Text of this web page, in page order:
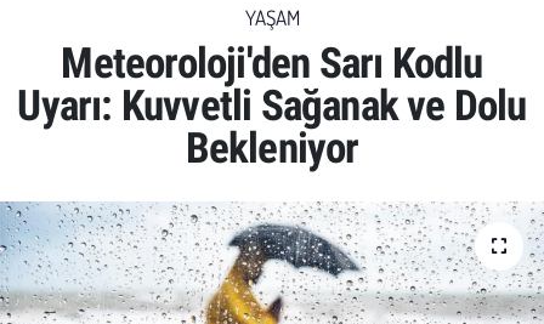
YAŞAM
Meteoroloji'den Sarı Kodlu
Uyarı: Kuvvetli Sağanak ve Dolu
Bekleniyor
Ekonomi
Yerel Haberler
Eğitim
Süper Lig Puan Durumu ve Fikstür
Tüm Manşetler
Son Dakika Haberleri
Haber Arşivi